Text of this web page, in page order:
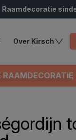
Raamdecoratie
Over Kirsch
RAAMDECORATIE